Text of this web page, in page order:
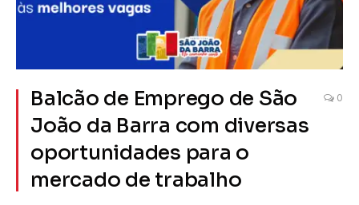
Balcão de Emprego de São
João da Barra com diversas
oportunidades para o
mercado de trabalho
0